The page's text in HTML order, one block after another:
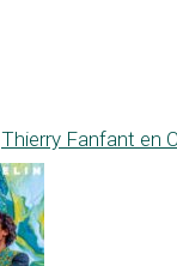
Thierry Fanfant en